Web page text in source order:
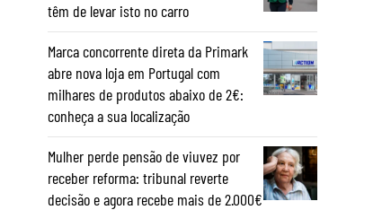
têm de levar isto no carro
Marca concorrente direta da Primark
abre nova loja em Portugal com
milhares de produtos abaixo de 2€:
conheça a sua localização
Mulher perde pensão de viuvez por
receber reforma: tribunal reverte
decisão e agora recebe mais de 2.000€